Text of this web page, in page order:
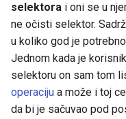
l
i
z
u
j
Izmena grupe
Plaćanja
Aktivnosti
Profil korisnika
Autorizacija
selektora i oni se u
ne očisti selektor.
u koliko god je
Jednom kada je
selektoru on sam tom
operaciju a može i toj
da bi je sačuvao pod